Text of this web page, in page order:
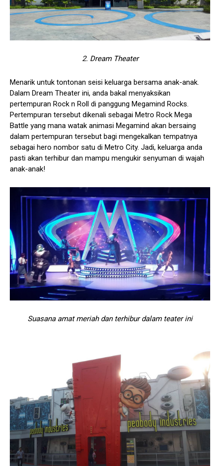
2. Dream Theater
Menarik untuk tontonan seisi keluarga bersama anak-anak.
Dalam Dream Theater ini, anda bakal menyaksikan
pertempuran Rock n Roll di panggung Megamind Rocks.
Pertempuran tersebut dikenali sebagai Metro Rock Mega
Battle yang mana watak animasi Megamind akan bersaing
dalam pertempuran tersebut bagi mengekalkan tempatnya
sebagai hero nombor satu di Metro City. Jadi, keluarga anda
pasti akan terhibur dan mampu mengukir senyuman di wajah
anak-anak!
Suasana amat meriah dan terhibur dalam teater ini